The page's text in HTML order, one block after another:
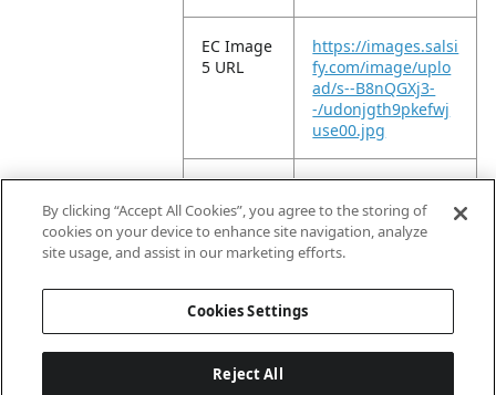
EC Image
5 URL
https://images.salsi
fy.com/image/uplo
ad/s--B8nQGXj3-
-/udonjgth9pkefwj
use00.jpg
EC Image
6 URL
https://images.salsi
fy.com/image/uplo
ad/s--rbzHh_-P-
-/xwrz67t8k2aurcoa
By clicking “Accept All Cookies”, you agree to the storing of
cookies on your device to enhance site navigation, analyze
site usage, and assist in our marketing efforts.
Cookies Settings
Reject All